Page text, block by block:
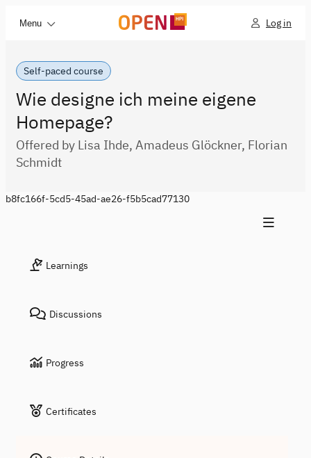
Menu Log in
Self-paced course
Wie designe ich meine eigene
Homepage?
Offered by Lisa Ihde, Amadeus Glöckner, Florian
Schmidt
b8fc166f-5cd5-45ad-ae26-f5b5cad77130
Learnings
Discussions
Progress
Certificates